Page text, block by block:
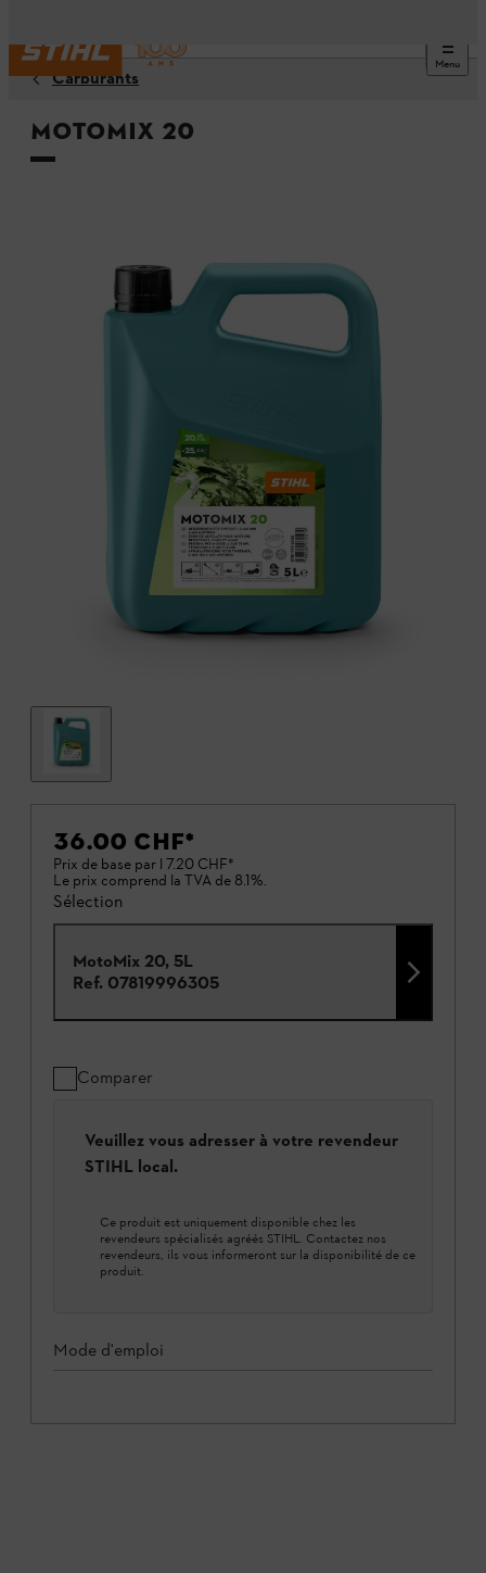
Menu
Carburants
MotoMix 20
36.00 CHF*
Prix de base par l 7.20 CHF*
Le prix comprend la TVA de 8.1%.
Sélection
MotoMix 20, 5L
Ref. 07819996305
Comparer
Veuillez vous adresser à votre revendeur
STIHL local.
Ce produit est uniquement disponible chez les
revendeurs spécialisés agréés STIHL. Contactez nos
revendeurs, ils vous informeront sur la disponibilité de ce
produit.
Mode d'emploi